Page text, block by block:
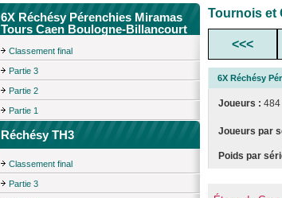
6X Réchésy Pérenchies Miramas
Tours Caen Boulogne-Billancourt
Classement final
Partie 3
Partie 2
Partie 1
Réchésy TH3
Classement final
Partie 3
Tournois et
<<<
6X Réchésy
Joueurs : 484
Joueurs par
Poids par